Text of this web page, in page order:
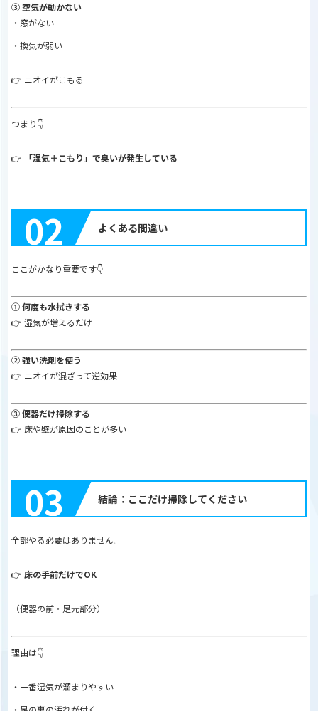
③ 空気が動かない
・窓がない
・換気が弱い
👉 ニオイがこもる
つまり👇
👉 「湿気＋こもり」で臭いが発生している
02 よくある間違い
ここがかなり重要です👇
① 何度も水拭きする
👉 湿気が増えるだけ
② 強い洗剤を使う
👉 ニオイが混ざって逆効果
③ 便器だけ掃除する
👉 床や壁が原因のことが多い
03 結論：ここだけ掃除してください
全部やる必要はありません。
👉床の手前だけでOK
（便器の前・足元部分）
理由は👇
・一番湿気が溜まりやすい